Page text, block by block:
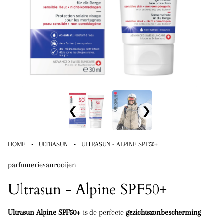
❮ ❯
HOME · ULTRASUN · ULTRASUN - ALPINE SPF50+
parfumerievanrooijen
Ultrasun - Alpine SPF50+
Ultrasun Alpine SPF50+ is de perfecte gezichtszonbescherming